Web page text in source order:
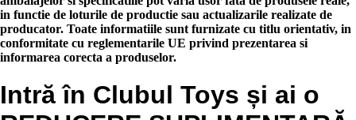
in functie de loturile de productie sau actualizarile realizate de
producator. Toate informatiile sunt furnizate cu titlu orientativ, in
conformitate cu reglementarile UE privind prezentarea si
informarea corecta a produselor.
Intră în Clubul Toys și ai o